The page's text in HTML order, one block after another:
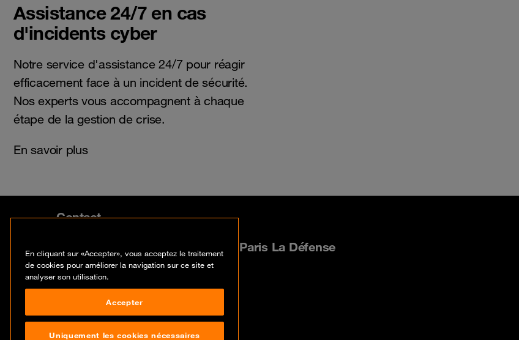
Assistance 24/7 en cas
d'incidents cyber
Notre service d'assistance 24/7 pour réagir
efficacement face à un incident de sécurité.
Nos experts vous accompagnent à chaque
étape de la gestion de crise.
En savoir plus
Contact
54 Place de l’Ellipse 92983 Paris La Défense
+33 01 46 53 53 53
En cliquant sur «Accepter», vous acceptez le traitement
de cookies pour améliorer la navigation sur ce site et
analyser son utilisation.
Accepter
Uniquement les cookies nécessaires